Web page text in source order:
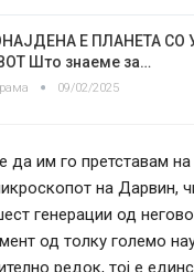
Е ПЛАНЕТА СО
Што знаеме за…
09/02/2025
да им го претставам на
на Дарвин,
генерации од
од толку големо
редок, тој е